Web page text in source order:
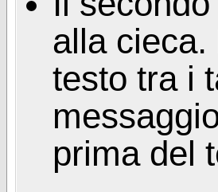
alla
testo tra i
prima del